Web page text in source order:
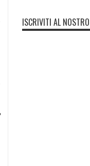
ISCRIVITI AL